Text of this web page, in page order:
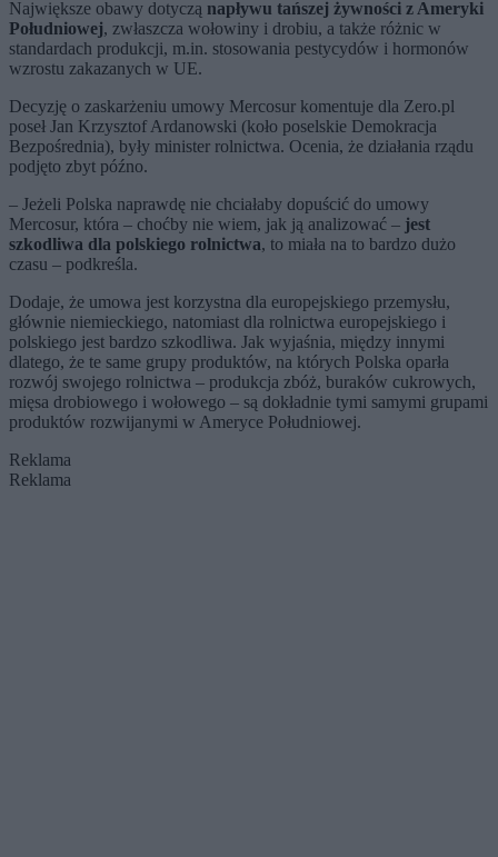
Największe obawy dotyczą napływu tańszej żywności z Ameryki
Południowej, zwłaszcza wołowiny i drobiu, a także różnic w
standardach produkcji, m.in. stosowania pestycydów i hormonów
wzrostu zakazanych w UE.
Decyzję o zaskarżeniu umowy Mercosur komentuje dla Zero.pl
poseł Jan Krzysztof Ardanowski (koło poselskie Demokracja
Bezpośrednia), były minister rolnictwa. Ocenia, że działania rządu
podjęto zbyt późno.
– Jeżeli Polska naprawdę nie chciałaby dopuścić do umowy
Mercosur, która – choćby nie wiem, jak ją analizować – jest
szkodliwa dla polskiego rolnictwa, to miała na to bardzo dużo
czasu – podkreśla.
Dodaje, że umowa jest korzystna dla europejskiego przemysłu,
głównie niemieckiego, natomiast dla rolnictwa europejskiego i
polskiego jest bardzo szkodliwa. Jak wyjaśnia, między innymi
dlatego, że te same grupy produktów, na których Polska oparła
rozwój swojego rolnictwa – produkcja zbóż, buraków cukrowych,
mięsa drobiowego i wołowego – są dokładnie tymi samymi grupami
produktów rozwijanymi w Ameryce Południowej.
Reklama
Reklama